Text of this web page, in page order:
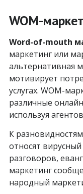
WOM-
Word-of-mouth
маркетинг или
альтернативная
мотивирует
услугах. WOM-
различные
используя
К
относят
разговоров,
маркетинг
народный